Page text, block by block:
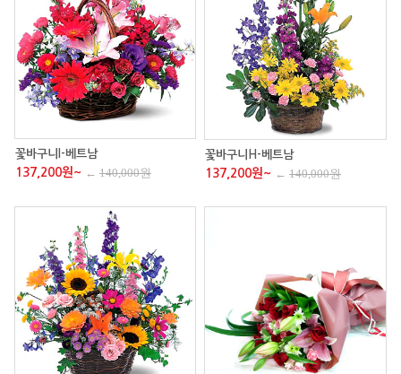
꽃바구니I-베트남
137,200원~ ← 140,000원
꽃바구니H-베트남
137,200원~ ← 140,000원